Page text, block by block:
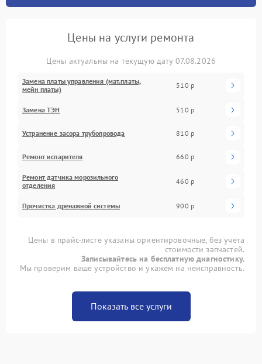
Цены на услуги ремонта
Цены актуальны на текущую дату 07.08.2026
Замена платы управления (мат.платы,
мейн платы)
510 р
Замена ТЭН 510 р
Устранение засора трубопровода 810 р
Ремонт испарителя 660 р
Ремонт датчика морозильного
отделения
460 р
Прочистка дренажной системы 900 р
Цены в прайс-листе указаны ориентировочные, без учета
стоимости запчастей.
Записывайтесь на бесплатную диагностику.
Мы проверим ваше устройство и укажем на неисправность.
Показать все услуги